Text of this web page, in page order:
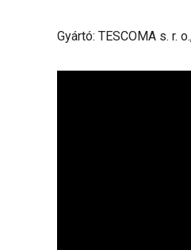
Gyártó: TESCOMA s. r.